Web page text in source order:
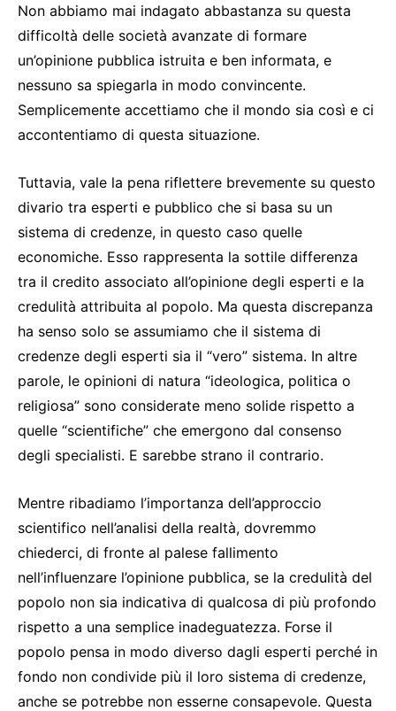
Non abbiamo mai indagato abbastanza su questa
difficoltà delle società avanzate di formare
un’opinione pubblica istruita e ben informata, e
nessuno sa spiegarla in modo convincente.
Semplicemente accettiamo che il mondo sia così e ci
accontentiamo di questa situazione.
Tuttavia, vale la pena riflettere brevemente su questo
divario tra esperti e pubblico che si basa su un
sistema di credenze, in questo caso quelle
economiche. Esso rappresenta la sottile differenza
tra il credito associato all’opinione degli esperti e la
credulità attribuita al popolo. Ma questa discrepanza
ha senso solo se assumiamo che il sistema di
credenze degli esperti sia il “vero” sistema. In altre
parole, le opinioni di natura “ideologica, politica o
religiosa” sono considerate meno solide rispetto a
quelle “scientifiche” che emergono dal consenso
degli specialisti. E sarebbe strano il contrario.
Mentre ribadiamo l’importanza dell’approccio
scientifico nell’analisi della realtà, dovremmo
chiederci, di fronte al palese fallimento
nell’influenzare l’opinione pubblica, se la credulità del
popolo non sia indicativa di qualcosa di più profondo
rispetto a una semplice inadeguatezza. Forse il
popolo pensa in modo diverso dagli esperti perché in
fondo non condivide più il loro sistema di credenze,
anche se potrebbe non esserne consapevole. Questa